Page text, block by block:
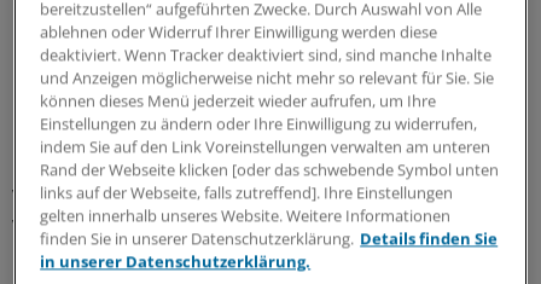
um einen umfassenden Überblick zu Zell- und
Gewebeveränderungen (Zelleinlagerungen,
Pigmentstörungen, Dystrophie, lysosomale
Enzymdefekte, Amyloidosen, Zellalterung, Apoptose und
Nekrose) zu geben.
Von der Anatomie ins Detail - so wird
Verständnis erleichtert
bereitzustellen“ aufgeführten Zwecke. Durch Auswahl von Alle
ablehnen oder Widerruf Ihrer Einwilligung werden diese
deaktiviert. Wenn Tracker deaktiviert sind, sind manche Inhalte
und Anzeigen möglicherweise nicht mehr so relevant für Sie. Sie
können dieses Menü jederzeit wieder aufrufen, um Ihre
Einstellungen zu ändern oder Ihre Einwilligung zu widerrufen,
indem Sie auf den Link Voreinstellungen verwalten am unteren
Rand der Webseite klicken [oder das schwebende Symbol unten
links auf der Webseite, falls zutreffend]. Ihre Einstellungen
gelten innerhalb unseres Website. Weitere Informationen
finden Sie in unserer Datenschutzerklärung. Details finden Sie
in unserer Datenschutzerklärung.